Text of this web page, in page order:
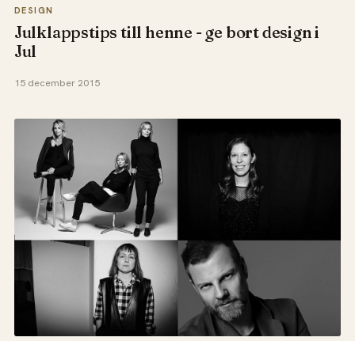
DESIGN
Julklappstips till henne - ge bort design i
Jul
15 december 2015